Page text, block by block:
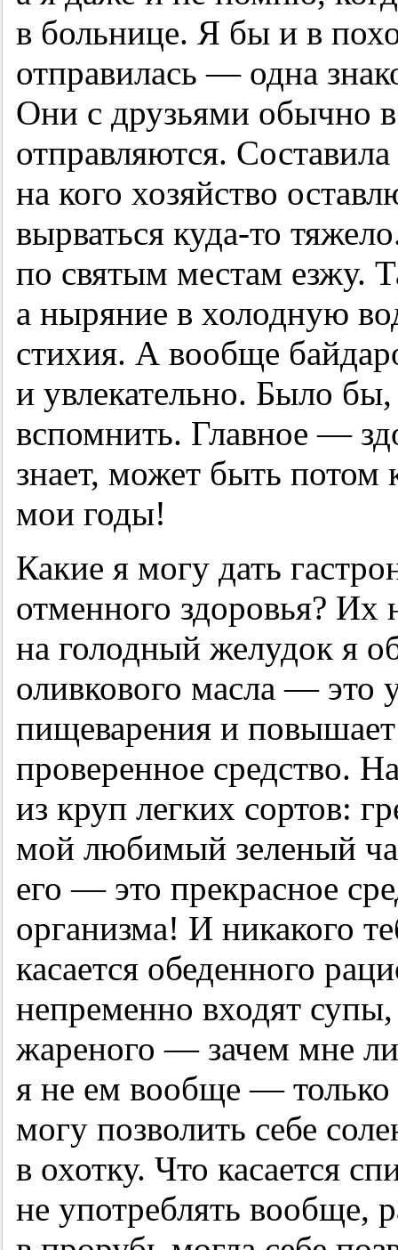
в больнице. Я бы и в
отправилась — одна
Они с друзьями обычно
отправляются.
на кого хозяйство
вырваться куда-то
по святым местам езжу.
а ныряние в холодную
стихия. А вообще
и увлекательно. Было
вспомнить. Главное —
знает, может быть потом
мои годы!
Какие я могу дать
отменного здоровья?
на голодный желудок я
оливкового масла — это
пищеварения и
проверенное средство.
из круп легких сортов:
мой любимый зеленый
его — это прекрасное
организма! И никакого
касается обеденного
непременно входят
жареного — зачем мне
я не ем вообще — только
могу позволить себе
в охотку. Что касается
не употреблять вообще,